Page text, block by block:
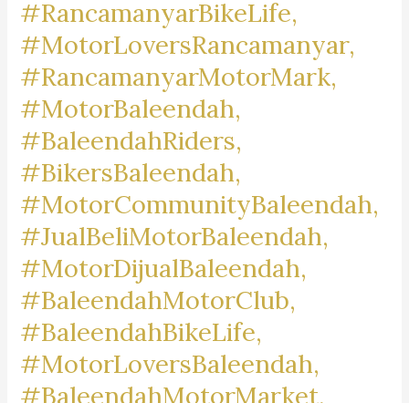
#RancamanyarBikeLife,
#MotorLoversRancamanyar,
#RancamanyarMotorMark,
#MotorBaleendah,
#BaleendahRiders,
#BikersBaleendah,
#MotorCommunityBaleendah,
#JualBeliMotorBaleendah,
#MotorDijualBaleendah,
#BaleendahMotorClub,
#BaleendahBikeLife,
#MotorLoversBaleendah,
#BaleendahMotorMarket,